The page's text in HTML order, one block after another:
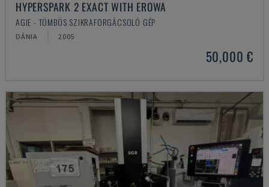
HYPERSPARK 2 EXACT WITH EROWA
AGIE - TÖMBÖS SZIKRAFORGÁCSOLÓ GÉP
DÁNIA 2005
50,000 €